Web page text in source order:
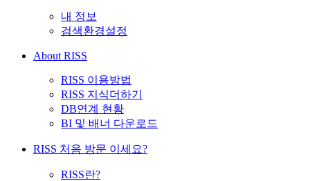
내 정보
검색환경설정
About RISS
RISS 이용방법
RISS 지식더하기
DB연계 현황
BI 및 배너 다운로드
RISS 처음 방문 이세요?
RISS란?